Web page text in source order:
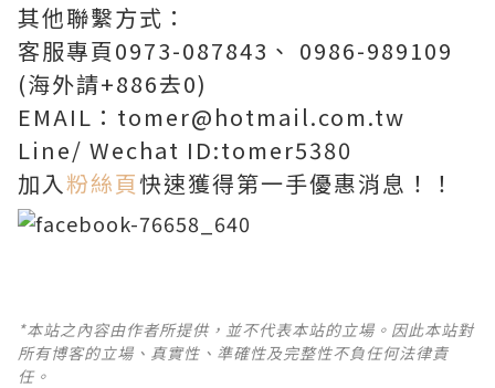
其他聯繫方式：
客服專頁0973-087843、 0986-989109
(海外請+886去0)
EMAIL：tomer@hotmail.com.tw
Line/ Wechat ID:tomer5380
加入粉絲頁快速獲得第一手優惠消息！！
*本站之內容由作者所提供，並不代表本站的立場。因此本站對
所有博客的立場、真實性、準確性及完整性不負任何法律責
任。